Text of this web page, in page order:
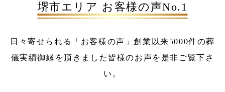
堺市エリア お客様の声No.1
日々寄せられる「お客様の声」創業以来5000件の葬
儀実績御縁を頂きました皆様のお声を是非ご覧下さ
い。